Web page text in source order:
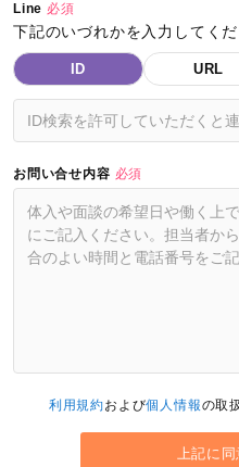
Line 必須
下記のいづれかを入力してくだ
ID URL
お問い合せ内容 必須
利用規約および個人情報の取